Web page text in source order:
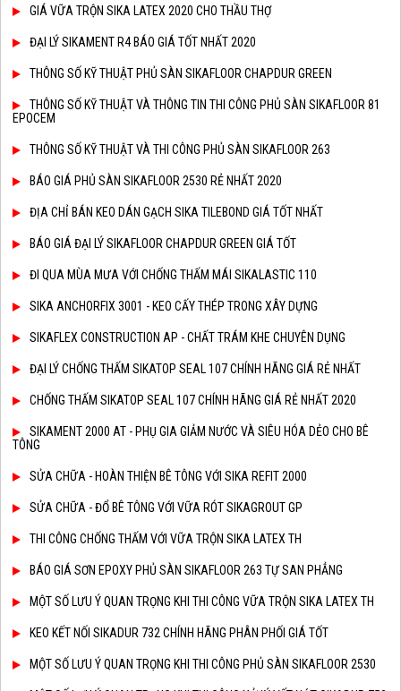
GIÁ VỮA TRỘN SIKA LATEX 2020 CHO THẦU THỢ
ĐẠI LÝ SIKAMENT R4 BÁO GIÁ TỐT NHẤT 2020
THÔNG SỐ KỸ THUẬT PHỦ SÀN SIKAFLOOR CHAPDUR GREEN
THÔNG SỐ KỸ THUẬT VÀ THÔNG TIN THI CÔNG PHỦ SÀN SIKAFLOOR 81
EPOCEM
THÔNG SỐ KỸ THUẬT VÀ THI CÔNG PHỦ SÀN SIKAFLOOR 263
BÁO GIÁ PHỦ SÀN SIKAFLOOR 2530 RẺ NHẤT 2020
ĐỊA CHỈ BÁN KEO DÁN GẠCH SIKA TILEBOND GIÁ TỐT NHẤT
BÁO GIÁ ĐẠI LÝ SIKAFLOOR CHAPDUR GREEN GIÁ TỐT
ĐI QUA MÙA MƯA VỚI CHỐNG THẤM MÁI SIKALASTIC 110
SIKA ANCHORFIX 3001 - KEO CẤY THÉP TRONG XÂY DỰNG
SIKAFLEX CONSTRUCTION AP - CHẤT TRÁM KHE CHUYÊN DỤNG
ĐẠI LÝ CHỐNG THẤM SIKATOP SEAL 107 CHÍNH HÃNG GIÁ RẺ NHẤT
CHỐNG THẤM SIKATOP SEAL 107 CHÍNH HÃNG GIÁ RẺ NHẤT 2020
SIKAMENT 2000 AT - PHỤ GIA GIẢM NƯỚC VÀ SIÊU HÓA DẺO CHO BÊ
TÔNG
SỬA CHỮA - HOÀN THIỆN BÊ TÔNG VỚI SIKA REFIT 2000
SỬA CHỮA - ĐỔ BÊ TÔNG VỚI VỮA RÓT SIKAGROUT GP
THI CÔNG CHỐNG THẤM VỚI VỮA TRỘN SIKA LATEX TH
BÁO GIÁ SƠN EPOXY PHỦ SÀN SIKAFLOOR 263 TỰ SAN PHẲNG
MỘT SỐ LƯU Ý QUAN TRỌNG KHI THI CÔNG VỮA TRỘN SIKA LATEX TH
KEO KẾT NỐI SIKADUR 732 CHÍNH HÃNG PHÂN PHỐI GIÁ TỐT
MỘT SỐ LƯU Ý QUAN TRỌNG KHI THI CÔNG PHỦ SÀN SIKAFLOOR 2530